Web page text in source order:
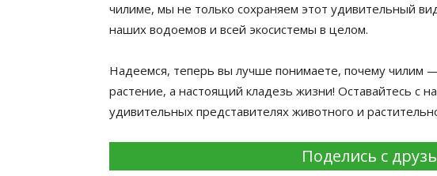
чилиме, мы не только сохраняем этот удивительный
наших водоемов и всей экосистемы в целом.
Надеемся, теперь вы лучше понимаете, почему чилим
растение, а настоящий кладезь жизни! Оставайтесь с
удивительных представителях животного и
Поделись с